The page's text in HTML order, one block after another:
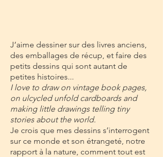
J’aime dessiner sur des livres anciens,
des emballages de récup, et faire des
petits dessins qui sont autant de
petites histoires...
I love to draw on vintage book pages,
on ulcycled unfold cardboards and
making little drawings telling tiny
stories about the world.
Je crois que mes dessins s’interrogent
sur ce monde et son étrangeté, notre
rapport à la nature, comment tout est